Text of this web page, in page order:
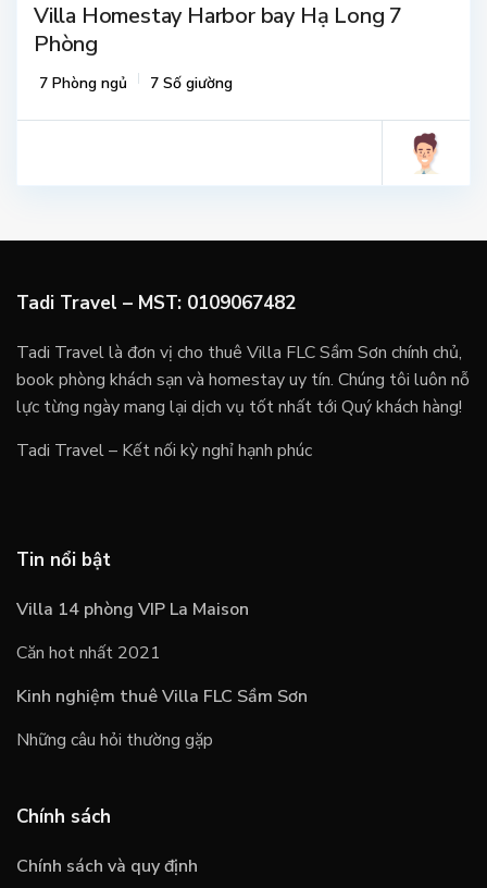
Villa Homestay Harbor bay Hạ Long 7
Phòng
7 Phòng ngủ 7 Số giường
Tadi Travel – MST: 0109067482
Tadi Travel là đơn vị cho thuê Villa FLC Sầm Sơn chính chủ,
book phòng khách sạn và homestay uy tín. Chúng tôi luôn nỗ
lực từng ngày mang lại dịch vụ tốt nhất tới Quý khách hàng!
Tadi Travel – Kết nối kỳ nghỉ hạnh phúc
Tin nổi bật
Villa 14 phòng VIP La Maison
Căn hot nhất 2021
Kinh nghiệm thuê Villa FLC Sầm Sơn
Những câu hỏi thường gặp
Chính sách
Chính sách và quy định